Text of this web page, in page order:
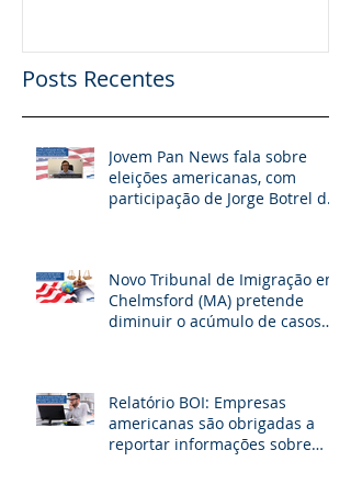
Posts Recentes
Jovem Pan News fala sobre
eleições americanas, com
participação de Jorge Botrel da
Novo Tribunal de Imigração em
Chelmsford (MA) pretende
diminuir o acúmulo de casos
Relatório BOI: Empresas
americanas são obrigadas a
reportar informações sobre